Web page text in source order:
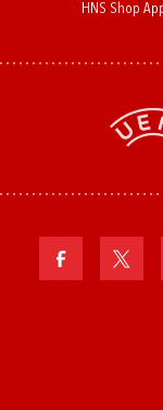
HNS Shop